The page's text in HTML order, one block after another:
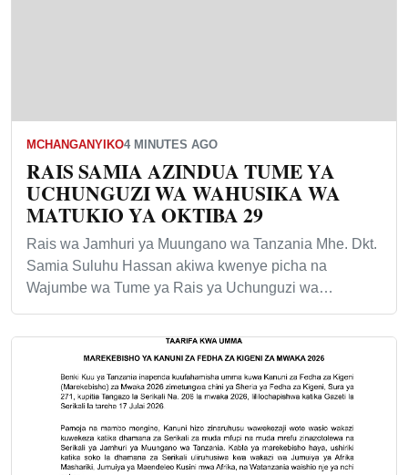
MCHANGANYIKO4 MINUTES AGO
RAIS SAMIA AZINDUA TUME YA
UCHUNGUZI WA WAHUSIKA WA
MATUKIO YA OKTIBA 29
Rais wa Jamhuri ya Muungano wa Tanzania Mhe. Dkt.
Samia Suluhu Hassan akiwa kwenye picha na
Wajumbe wa Tume ya Rais ya Uchunguzi wa…